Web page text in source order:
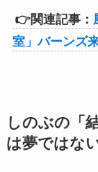
👉関連記事：
室」バーンズ
しのぶの「
は夢ではな